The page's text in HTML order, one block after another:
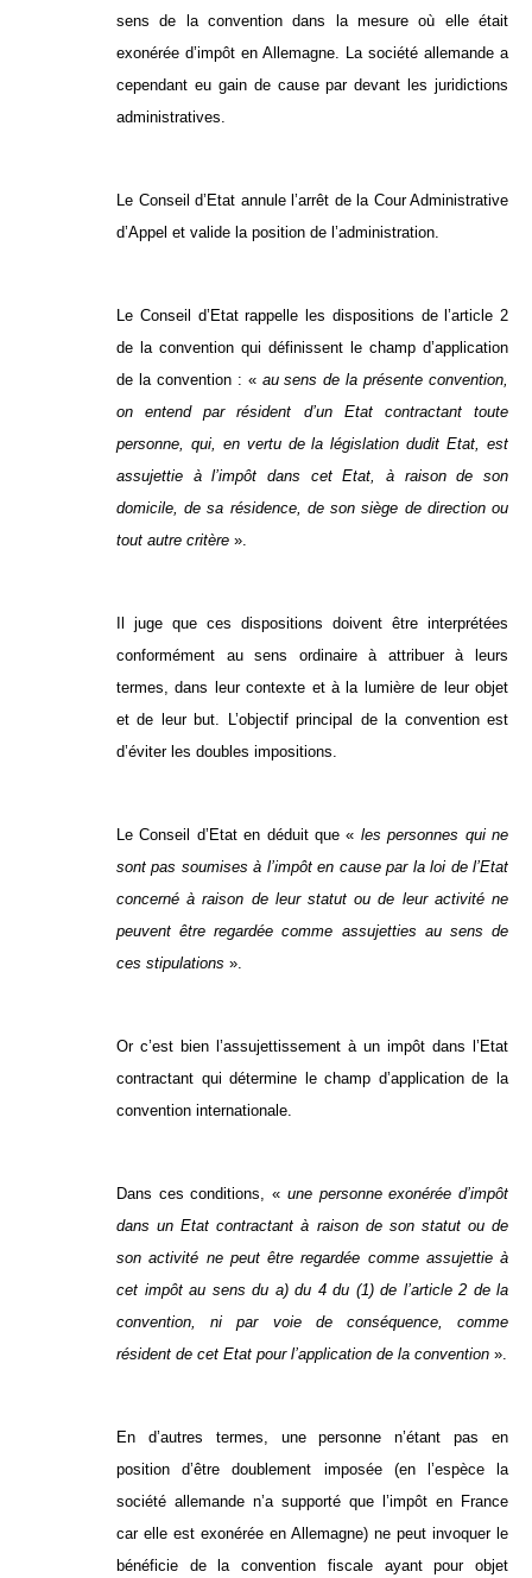
sens de la convention dans la mesure où elle était
exonérée d’impôt en Allemagne. La société allemande a
cependant eu gain de cause par devant les juridictions
administratives.
Le Conseil d’Etat annule l’arrêt de la Cour Administrative
d’Appel et valide la position de l’administration.
Le Conseil d’Etat rappelle les dispositions de l’article 2
de la convention qui définissent le champ d’application
de la convention : « au sens de la présente convention,
on entend par résident d’un Etat contractant toute
personne, qui, en vertu de la législation dudit Etat, est
assujettie à l’impôt dans cet Etat, à raison de son
domicile, de sa résidence, de son siège de direction ou
tout autre critère ».
Il juge que ces dispositions doivent être interprétées
conformément au sens ordinaire à attribuer à leurs
termes, dans leur contexte et à la lumière de leur objet
et de leur but. L’objectif principal de la convention est
d’éviter les doubles impositions.
Le Conseil d’Etat en déduit que « les personnes qui ne
sont pas soumises à l’impôt en cause par la loi de l’Etat
concerné à raison de leur statut ou de leur activité ne
peuvent être regardée comme assujetties au sens de
ces stipulations ».
Or c’est bien l’assujettissement à un impôt dans l’Etat
contractant qui détermine le champ d’application de la
convention internationale.
Dans ces conditions, « une personne exonérée d’impôt
dans un Etat contractant à raison de son statut ou de
son activité ne peut être regardée comme assujettie à
cet impôt au sens du a) du 4 du (1) de l’article 2 de la
convention, ni par voie de conséquence, comme
résident de cet Etat pour l’application de la convention ».
En d’autres termes, une personne n’étant pas en
position d’être doublement imposée (en l’espèce la
société allemande n’a supporté que l’impôt en France
car elle est exonérée en Allemagne) ne peut invoquer le
bénéficie de la convention fiscale ayant pour objet